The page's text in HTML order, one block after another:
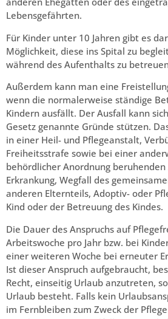
Lebensgefährten.
Für Kinder unter 10 Jahren gibt es
Möglichkeit, diese ins Spital zu
während des Aufenthalts zu
Außerdem kann man eine
wenn die normalerweise ständige
Kindern ausfällt. Der Ausfall kann
Gesetz genannte Gründe stützen.
in einer Heil- und Pflegeanstalt,
Freiheitsstrafe sowie bei einer
behördlicher Anordnung
Erkrankung, Wegfall des
anderen Elternteils, Adoptiv- oder
Kind oder der Betreuung des Kindes.
Die Dauer des Anspruchs auf
Arbeitswoche pro Jahr bzw. bei
einer weiteren Woche bei erneuter
Ist dieser Anspruch aufgebraucht,
Recht, einseitig Urlaub anzutreten,
Urlaub besteht. Falls kein
im Fernbleiben zum Zweck der